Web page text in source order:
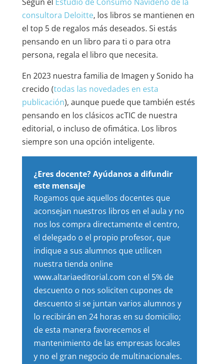
consultora Deloitte, los libros se mantienen en
el top 5 de regalos más deseados. Si estás
pensando en un libro para ti o para otra
persona, regala el libro que necesita.
En 2023 nuestra familia de Imagen y Sonido ha
crecido (todas las novedades en esta
publicación), aunque puede que también estés
pensando en los clásicos acTIC de nuestra
editorial, o incluso de ofimática. Los libros
siempre son una opción inteligente.
¿Eres docente? Ayúdanos a difundir
este mensaje
Rogamos que aquellos docentes que
aconsejan nuestros libros en el aula y no
nos los compra directamente el centro,
el delegado o el propio profesor, que
indique a sus alumnos que utilicen
nuestra tienda online
www.altariaeditorial.com con el 5% de
descuento o nos soliciten cupones de
descuento si se juntan varios alumnos y
lo recibirán en 24 horas en su domicilio;
de esta manera favorecemos el
mantenimiento de las empresas locales
y no el gran negocio de multinacionales.